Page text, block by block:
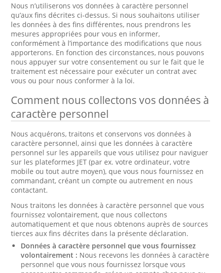
Nous n’utiliserons vos données à caractère personnel
qu’aux fins décrites ci-dessus. Si nous souhaitons utiliser
les données à des fins différentes, nous prendrons les
mesures appropriées pour vous en informer,
conformément à l’importance des modifications que nous
apporterons. En fonction des circonstances, nous pouvons
nous appuyer sur votre consentement ou sur le fait que le
traitement est nécessaire pour exécuter un contrat avec
vous ou pour nous conformer à la loi.
Comment nous collectons vos données à
caractère personnel
Nous acquérons, traitons et conservons vos données à
caractère personnel, ainsi que les données à caractère
personnel sur les appareils que vous utilisez pour naviguer
sur les plateformes JET (par ex. votre ordinateur, votre
mobile ou tout autre moyen), que vous nous fournissez en
commandant, créant un compte ou autrement en nous
contactant.
Nous traitons les données à caractère personnel que vous
fournissez volontairement, que nous collectons
automatiquement et que nous obtenons auprès de sources
tierces aux fins décrites dans la présente déclaration.
Données à caractère personnel que vous fournissez
volontairement : Nous recevons les données à caractère
personnel que vous nous fournissez lorsque vous